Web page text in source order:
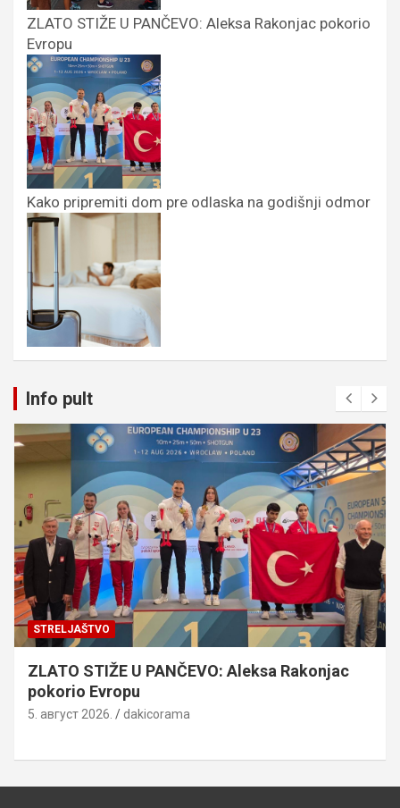
ZLATO STIŽE U PANČEVO: Aleksa Rakonjac pokorio
Evropu
Kako pripremiti dom pre odlaska na godišnji odmor
Info pult
STRELJAŠTVO
ZLATO STIŽE U PANČEVO: Aleksa Rakonjac
pokorio Evropu
5. август 2026. dakicorama